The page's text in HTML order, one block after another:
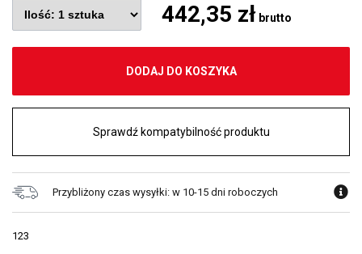
442,35 zł brutto
DODAJ DO KOSZYKA
Sprawdź kompatybilność produktu
Przybliżony czas wysyłki: w 10-15 dni roboczych
123